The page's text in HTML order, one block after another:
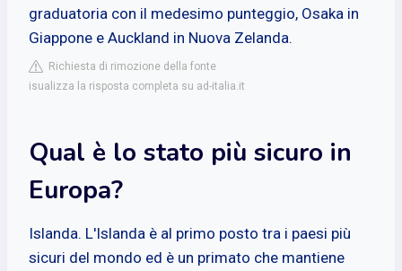
graduatoria con il medesimo punteggio, Osaka in
Giappone e Auckland in Nuova Zelanda.
Richiesta di rimozione della fonte
isualizza la risposta completa su ad-italia.it
Qual è lo stato più sicuro in
Europa?
Islanda. L'Islanda è al primo posto tra i paesi più
sicuri del mondo ed è un primato che mantiene